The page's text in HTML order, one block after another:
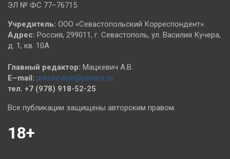
ЭЛ № ФС 77–76715
Учредитель: ООО «Севастопольский Корреспондент».
Адрес: Россия, 299011, г. Севастополь, ул. Василия Кучера,
д. 1, кв. 10А
Главный редактор: Мацкевич А.В.
E–mail: pressevkor@yandex.ru
тел. +7 (978) 918-52-25
Все публикации защищены авторским правом.
18+